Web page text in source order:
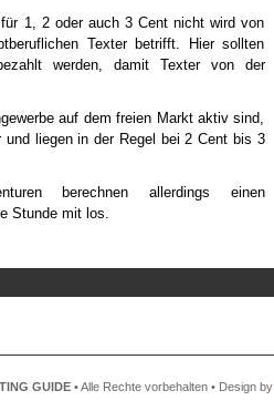
1, 2 oder auch 3 Cent nicht wird von
Texter betrifft. Hier sollten
werden, damit Texter von der
auf dem freien Markt aktiv sind,
liegen in der Regel bei 2 Cent bis 3
berechnen allerdings einen
Stunde mit los.
GUIDE• Alle Rechte vorbehalten • Design by